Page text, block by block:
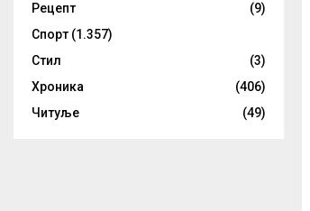
Рецепт
(9)
Спорт (1.357)
Стил
(3)
Хроника
(406)
Читуље
(49)